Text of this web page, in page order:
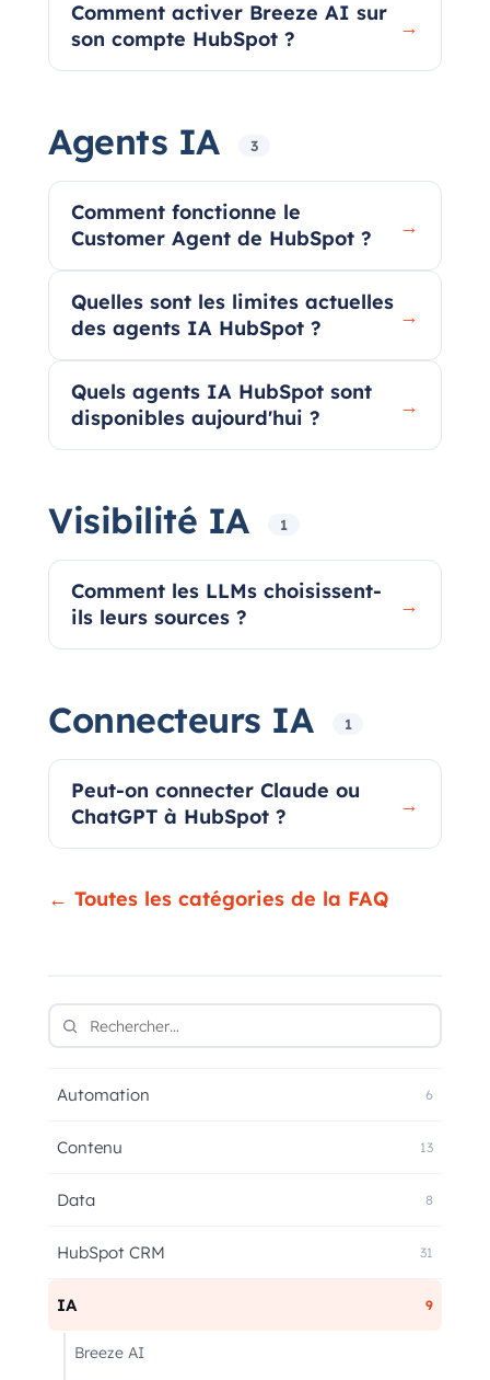
Automation 6
Contenu 13
Data 8
HubSpot CRM 31
IA 9
Breeze AI
Comment activer Breeze AI sur
son compte HubSpot ?
→
Agents IA 3
Comment fonctionne le
Customer Agent de HubSpot ?
→
Quelles sont les limites actuelles
des agents IA HubSpot ?
→
Quels agents IA HubSpot sont
disponibles aujourd'hui ?
→
Visibilité IA 1
Comment les LLMs choisissent-
ils leurs sources ?
→
Connecteurs IA 1
Peut-on connecter Claude ou
ChatGPT à HubSpot ?
→
← Toutes les catégories de la FAQ